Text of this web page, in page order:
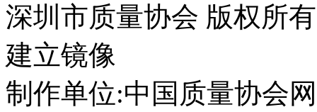
深圳市质量协会 版权所
建立镜像
制作单位:中国质量协会